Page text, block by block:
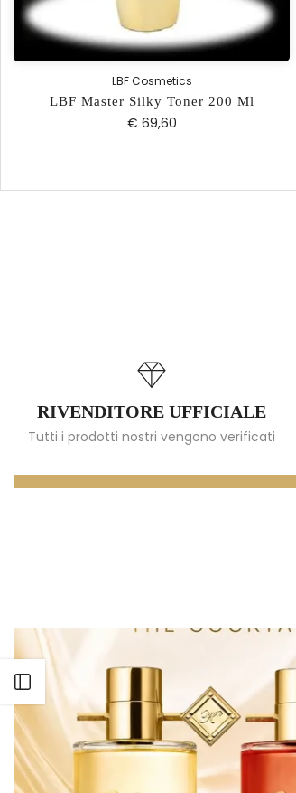
Apri barra laterale
LBF Cosmetics
LBF Master Silky Toner 200 Ml
€ 69,60
RIVENDITORE UFFICIALE
Tutti i prodotti nostri vengono verificati